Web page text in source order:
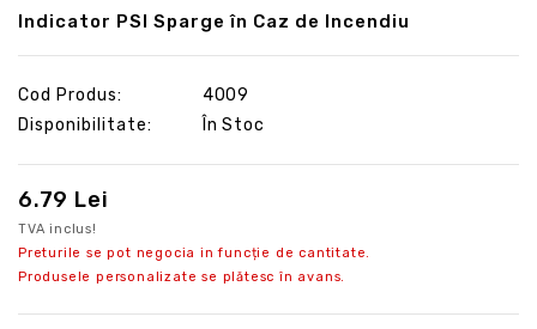
Indicator PSI Sparge în Caz de Incendiu
Cod Produs:
4009
Disponibilitate:
În Stoc
6.79 Lei
TVA inclus!
Preturile se pot negocia in funcție de cantitate.
Produsele personalizate se plătesc în avans.